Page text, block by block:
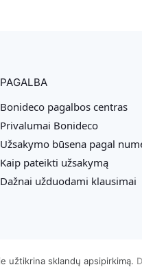
PAGALBA
Bonideco pagalbos centras
Privalumai Bonideco
Užsakymo būsena pagal
Kaip pateikti užsakymą
Dažnai užduodami klausimai
Visos teisės saugomos
užtikrina sklandų apsipirkimą.